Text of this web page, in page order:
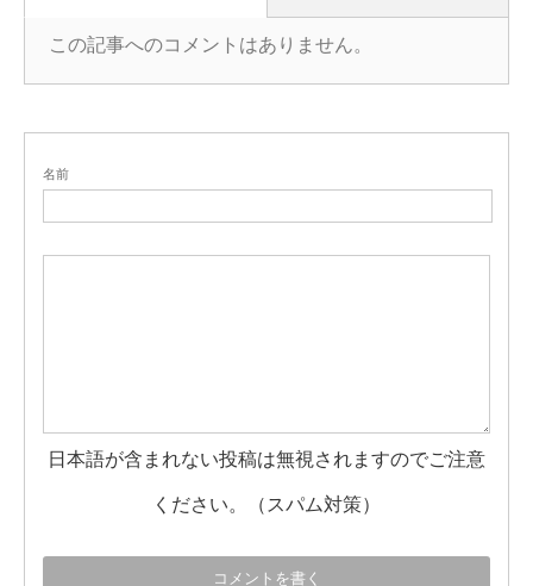
この記事へのコメントはありません。
名前
日本語が含まれない投稿は無視されますのでご注意
ください。（スパム対策）